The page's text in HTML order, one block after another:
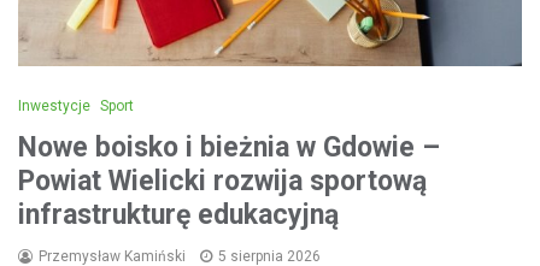
Inwestycje Sport
Nowe boisko i bieżnia w Gdowie –
Powiat Wielicki rozwija sportową
infrastrukturę edukacyjną
Przemysław Kamiński 5 sierpnia 2026